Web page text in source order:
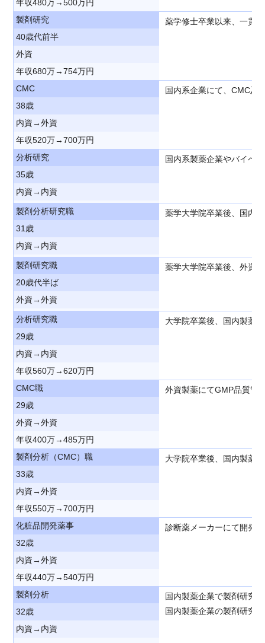
年収480万→500万円
製剤研究
薬学修士卒業以来、一貫
40歳代前半
外資
年収680万→754万円
CMC
国内系企業にて、CMC及
38歳
内資→外資
年収520万→700万円
分析研究
国内系製薬企業やバイベ
35歳
内資→内資
製剤分析研究職
薬学大学院卒業後、国内
31歳
内資→内資
製剤研究職
薬学大学院卒業後、外資
20歳代半ば
外資→外資
分析研究職
大学院卒業後、国内製薬
29歳
内資→内資
年収560万→620万円
CMC職
外資製薬にてGMP品質管
29歳
外資→外資
年収400万→485万円
製剤分析（CMC）職
大学院卒業後、国内製薬
33歳
内資→外資
年収550万→700万円
化粧品開発薬事
診断薬メーカーにて開発
32歳
内資→外資
年収440万→540万円
製剤分析
国内製薬企業で製剤研究
国内製薬企業の製剤研究
32歳
内資→内資